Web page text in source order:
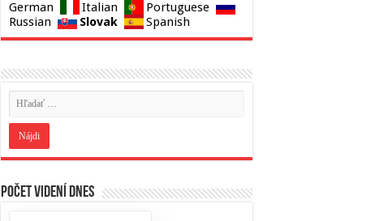
German
Italian
Portuguese
Russian
Slovak Spanish
Počet videní dnes